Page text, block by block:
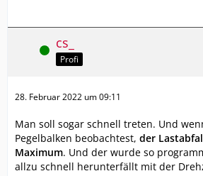
Online cs_
Profi
28. Februar 2022 um 09:11
Man soll sogar schnell treten. Und
Pegelbalken beobachtest, der
Maximum. Und der wurde so
allzu schnell herunterfällt mit der